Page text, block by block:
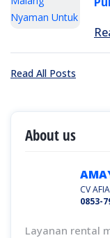
Read All Posts
About us
CV
0853-
Layanan rental